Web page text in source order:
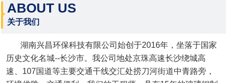
ABOUT US
关于我们
湖南兴昌环保科技有限公司始创于2016年，坐落于国家
历史文化名城--长沙市。我公司地处京珠高速长沙绕城高
速、107国道等主要交通干线交汇处捞刀河街道中青路旁，